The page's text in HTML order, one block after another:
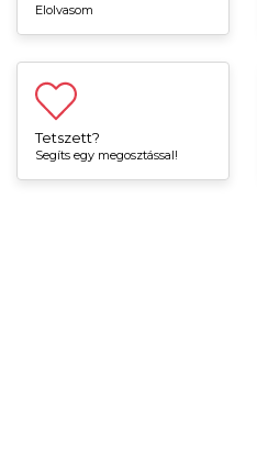
Elolvasom
Tetszett?
Segíts egy megosztással!